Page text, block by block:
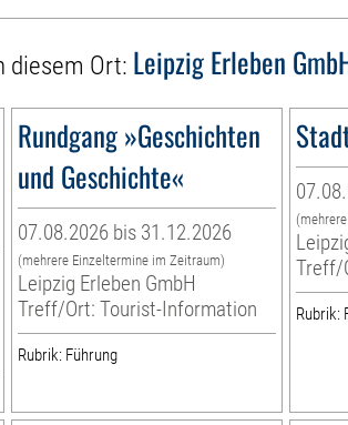
diesem Ort: Leipzig Erleben
Rundgang »Geschichten
und Geschichte«
07.08.2026 bis 31.12.2026
(mehrere Einzeltermine im Zeitraum)
Leipzig Erleben GmbH
Treff/Ort: Tourist-Information
Rubrik: Führung
Treff/
Rubrik: